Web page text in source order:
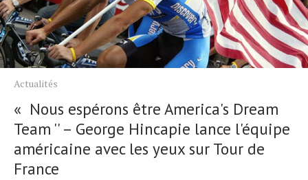
Actualités
« Nous espérons être America's Dream
Team '' – George Hincapie lance l'équipe
américaine avec les yeux sur Tour de
France
À propos